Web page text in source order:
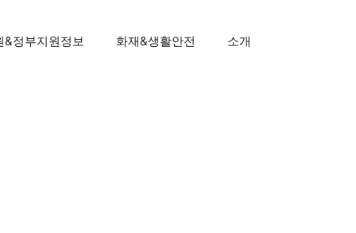
&정부지원정보 화재&생활안전 소개